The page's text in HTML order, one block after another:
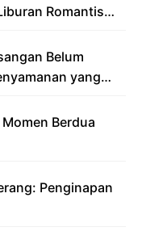
Romantis
Belum
yang
Berdua
Penginapan